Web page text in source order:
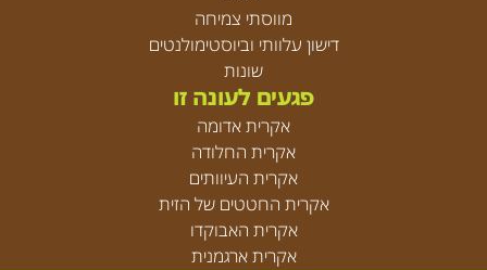
מווסתי צמיחה
דישון עלוותי וביוסטימולנטים
שונות
פגעים לעונה זו
אקרית אדומה
אקרית החלודה
אקרית העיוותים
אקרית החטטים של הזית
אקרית האבוקדו
אקרית ארגמנית